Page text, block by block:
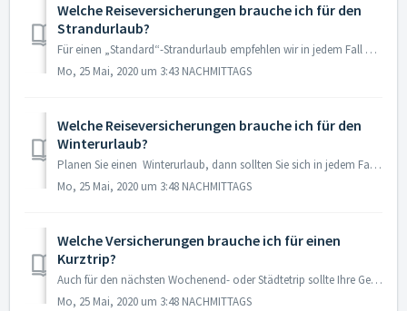
Welche Reiseversicherungen brauche ich für den
Strandurlaub?
Für einen „Standard“-Strandurlaub empfehlen wir in jedem Fall den Abschluss einer Reisekrankenversicherung. Es sei denn, Sie reisen an den Deutschen Teil de...
Mo, 25 Mai, 2020 um 3:43 NACHMITTAGS
Welche Reiseversicherungen brauche ich für den
Winterurlaub?
Planen Sie einen Winterurlaub, dann sollten Sie sich in jedem Fall die Wintersportversicherung abschließen. Dabei handelt es sich um ein Versicherungspaket...
Mo, 25 Mai, 2020 um 3:48 NACHMITTAGS
Welche Versicherungen brauche ich für einen
Kurztrip?
Auch für den nächsten Wochenend- oder Städtetrip sollte Ihre Gesundheit abgesichert sein. Denn auch wenn es nur eine kurze Reise ist, verletzen oder krank w...
Mo, 25 Mai, 2020 um 3:48 NACHMITTAGS